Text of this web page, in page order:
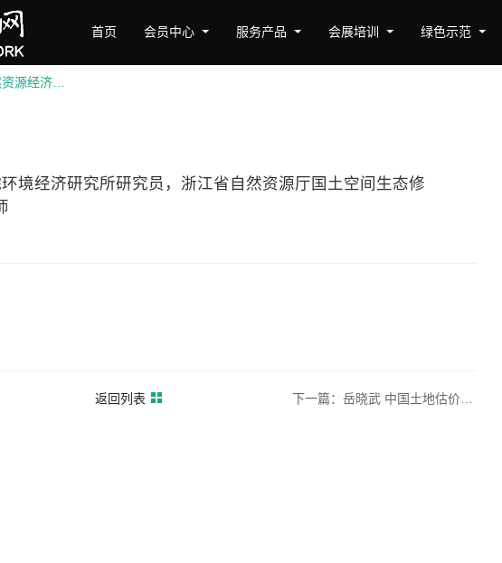
首页 会员中心 服务产品 会展培训 绿色示范
袁 航 中国自然资源经济研究院环境经济研究所研究员，浙江省自然资源厅国土空间生态修复处原三级调研员，高级工程师
境经济研究所研究员，浙江省自然资源厅国土空间生态修
返回列表 下一篇：岳晓武 中国土地估价师与土地登记代理人协会副会长，教授